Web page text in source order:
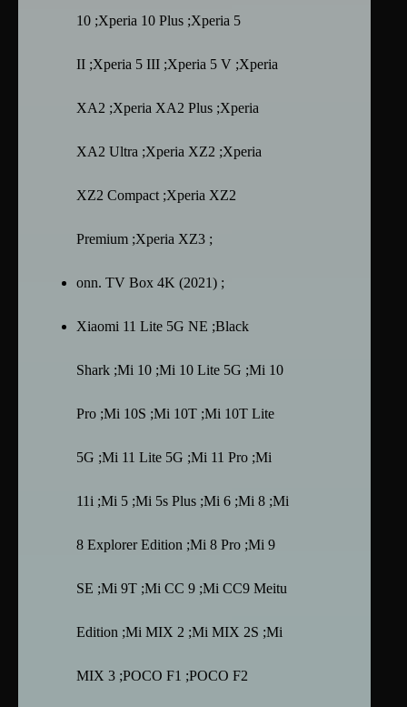
10 ;Xperia 10 Plus ;Xperia 5
II ;Xperia 5 III ;Xperia 5 V ;Xperia
XA2 ;Xperia XA2 Plus ;Xperia
XA2 Ultra ;Xperia XZ2 ;Xperia
XZ2 Compact ;Xperia XZ2
Premium ;Xperia XZ3 ;
onn. TV Box 4K (2021) ;
Xiaomi 11 Lite 5G NE ;Black
Shark ;Mi 10 ;Mi 10 Lite 5G ;Mi 10
Pro ;Mi 10S ;Mi 10T ;Mi 10T Lite
5G ;Mi 11 Lite 5G ;Mi 11 Pro ;Mi
11i ;Mi 5 ;Mi 5s Plus ;Mi 6 ;Mi 8 ;Mi
8 Explorer Edition ;Mi 8 Pro ;Mi 9
SE ;Mi 9T ;Mi CC 9 ;Mi CC9 Meitu
Edition ;Mi MIX 2 ;Mi MIX 2S ;Mi
MIX 3 ;POCO F1 ;POCO F2